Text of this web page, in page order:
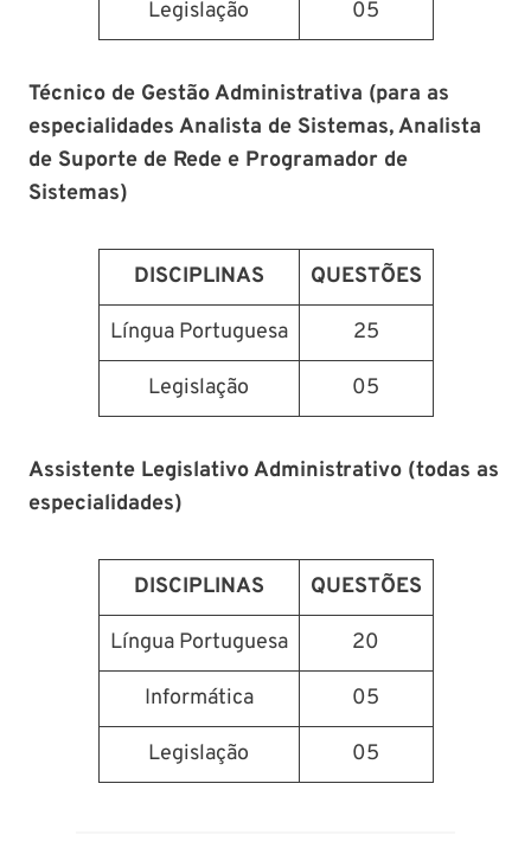
Legislação 05
Técnico de Gestão Administrativa (para as
especialidades Analista de Sistemas, Analista
de Suporte de Rede e Programador de
Sistemas)
DISCIPLINAS QUESTÕES
Língua Portuguesa 25
Legislação 05
Assistente Legislativo Administrativo (todas as
especialidades)
DISCIPLINAS QUESTÕES
Língua Portuguesa 20
Informática 05
Legislação 05